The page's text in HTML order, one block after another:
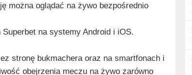
można oglądać na żywo bezpośrednio
na systemy Android i iOS.
stronę bukmachera oraz na smartfonach i
obejrzenia meczu na żywo zarówno